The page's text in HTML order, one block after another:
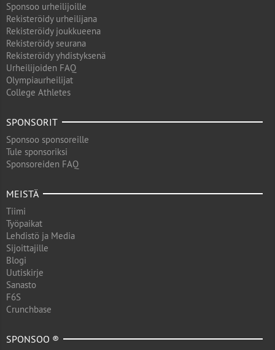
Sponsoo urheilijoille
Rekisteröidy urheilijana
Rekisteröidy joukkueena
Rekisteröidy seurana
Rekisteröidy yhdistyksenä
Urheilijoiden FAQ
Olympiaurheilijat
College Athletes
SPONSORIT
Sponsoo sponsoreille
Tule sponsoriksi
Sponsoreiden FAQ
MEISTÄ
Tiimi
Työpaikat
Lehdistö ja Media
Sijoittajille
Blogi
Uutiskirje
Sanasto
F6S
Crunchbase
SPONSOO ®